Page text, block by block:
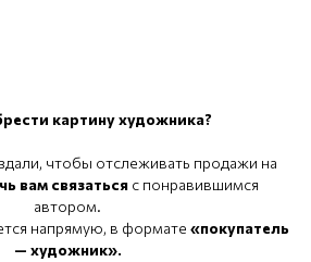
картину художника?
чтобы отслеживать продажи на
вам связаться с понравившимся
автором.
напрямую, в формате «покупатель
— художник».